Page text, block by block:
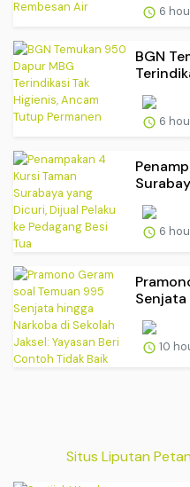
6
BGN
6
6
Senjata
10
Situs Liputan